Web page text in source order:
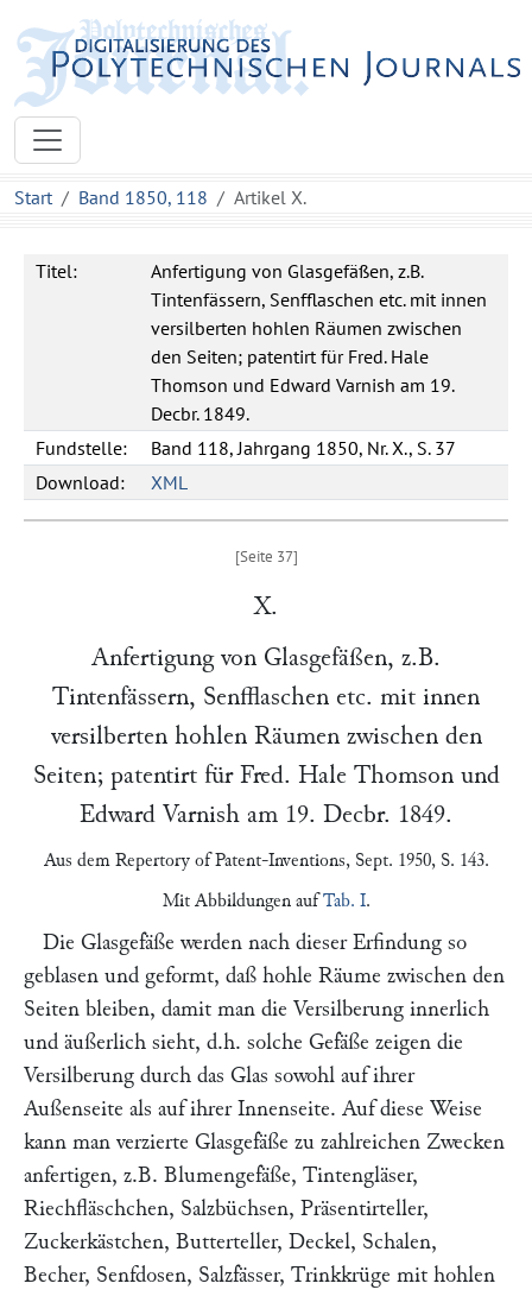
Start Band 1850, 118 Artikel X.
Titel:
Anfertigung von Glasgefäßen, z.B.
Tintenfässern, Senfflaschen etc. mit innen
versilberten hohlen Räumen zwischen
den Seiten; patentirt für Fred. Hale
Thomson und Edward Varnish am 19.
Decbr. 1849.
Fundstelle:
Band 118, Jahrgang 1850, Nr. X., S. 37
Download:
XML
X.
Anfertigung von Glasgefäßen, z.B.
Tintenfässern, Senfflaschen etc. mit innen
versilberten hohlen Räumen zwischen den
Seiten; patentirt für Fred. Hale Thomson und
Edward Varnish am 19. Decbr. 1849.
Aus dem Repertory of Patent-Inventions, Sept. 1950, S. 143.
Mit Abbildungen aufTab. I.
Die Glasgefäße werden nach dieser Erfindung so
geblasen und geformt, daß hohle Räume zwischen den
Seiten bleiben, damit man die Versilberung innerlich
und äußerlich sieht, d.h. solche Gefäße zeigen die
Versilberung durch das Glas sowohl auf ihrer
Außenseite als auf ihrer Innenseite. Auf diese Weise
kann man verzierte Glasgefäße zu zahlreichen Zwecken
anfertigen, z.B. Blumengefäße, Tintengläser,
Riechfläschchen, Salzbüchsen, Präsentirteller,
Zuckerkästchen, Butterteller, Deckel, Schalen,
Becher, Senfdosen, Salzfässer, Trinkkrüge mit hohlen